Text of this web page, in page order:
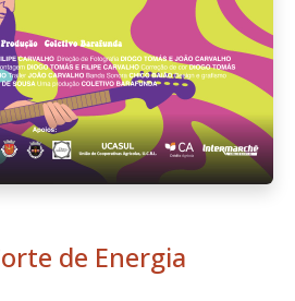
de Energia